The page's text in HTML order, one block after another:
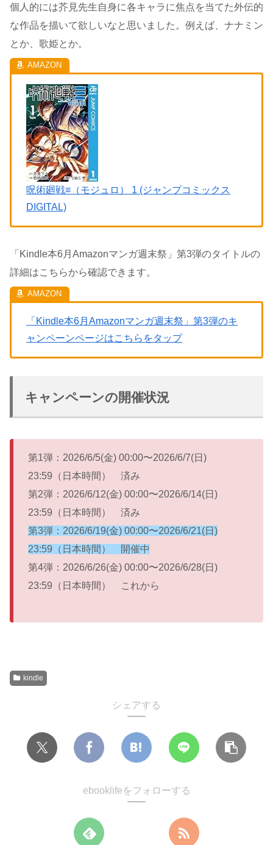
個人的には芥見先生自身に各キャラに焦点を当てた外伝的
な作品を描いて欲しいなと思いました。例えば、ナナミン
とか、歌姫とか。
呪術廻戦≡（モジュロ） 1 (ジャンプコミックス
DIGITAL)
「Kindle本6月Amazonマンガ週末祭」第3弾のタイトルの
詳細はこちらから確認できます。
「Kindle本6月Amazonマンガ週末祭」第3弾のキ
ャンペーンページはこちらをタップ
キャンペーンの開催状況
第1弾：2026/6/5(金) 00:00〜2026/6/7(日)
23:59（日本時間） 済み
第2弾：2026/6/12(金) 00:00〜2026/6/14(日)
23:59（日本時間） 済み
第3弾：2026/6/19(金) 00:00〜2026/6/21(日)
23:59（日本時間） 開催中
第4弾：2026/6/26(金) 00:00〜2026/6/28(日)
23:59（日本時間） これから
kindle
シェアする
ebooklifeをフォローする